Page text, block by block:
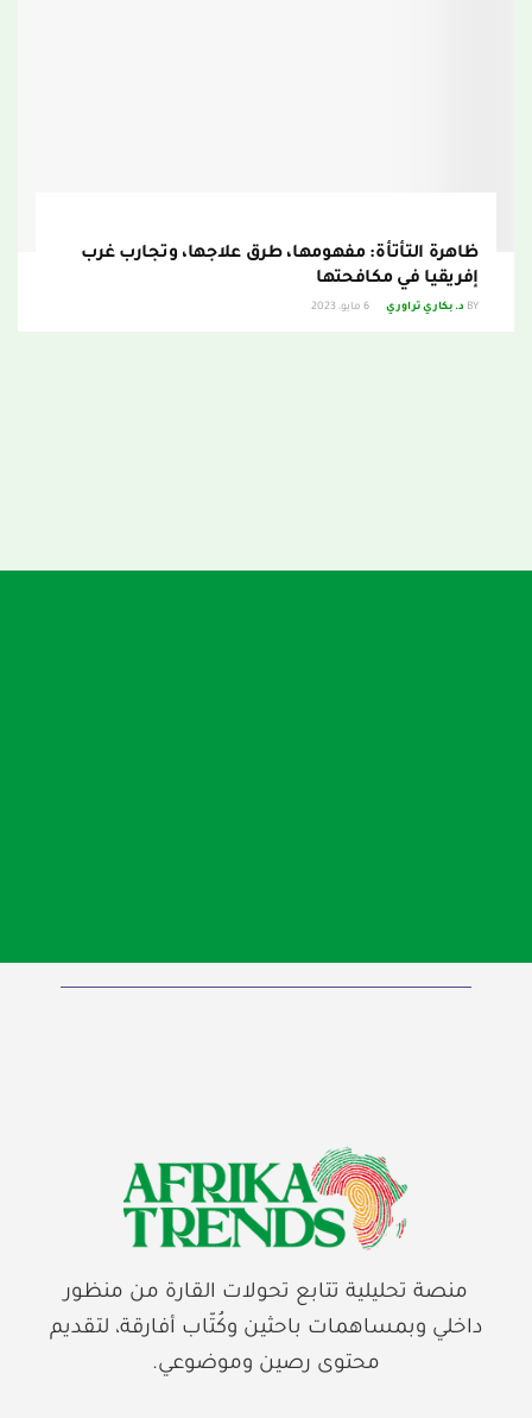
ظاهرة التأتأة: مفهومها، طرق علاجها، وتجارب غرب
إفريقيا في مكافحتها
BY د. بكاري تراوري
منصة تحليلية تتابع تحولات القارة من منظور
داخلي وبمساهمات باحثين وكُتّاب أفارقة، لتقديم
محتوى رصين وموضوعي.